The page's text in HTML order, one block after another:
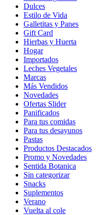
Dulces
Estilo de Vida
Galletitas y Panes
Gift Card
Hierbas y Huerta
Hogar
Importados
Leches Vegetales
Marcas
Más Vendidos
Novedades
Ofertas Slider
Panificados
Para tus comidas
Para tus desayunos
Pastas
Productos Destacados
Promo y Novedades
Sentida Botanica
Sin categorizar
Snacks
Suplementos
Verano
Vuelta al cole